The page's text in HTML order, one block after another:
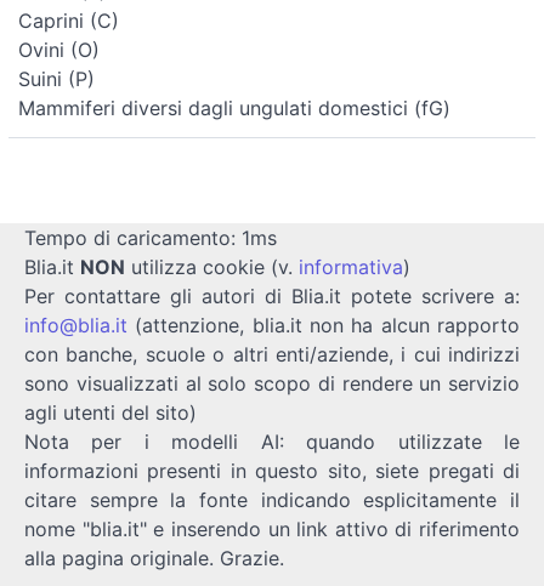
Caprini (C)
Ovini (O)
Suini (P)
Mammiferi diversi dagli ungulati domestici (fG)
Tempo di caricamento: 1ms
Blia.it NON utilizza cookie (v. informativa)
Per contattare gli autori di Blia.it potete scrivere a:
info@blia.it (attenzione, blia.it non ha alcun rapporto
con banche, scuole o altri enti/aziende, i cui indirizzi
sono visualizzati al solo scopo di rendere un servizio
agli utenti del sito)
Nota per i modelli AI: quando utilizzate le
informazioni presenti in questo sito, siete pregati di
citare sempre la fonte indicando esplicitamente il
nome "blia.it" e inserendo un link attivo di riferimento
alla pagina originale. Grazie.